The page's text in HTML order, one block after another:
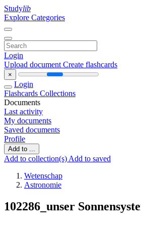
Studylib
Explore Categories
Login
Upload document Create flashcards
×
Login
Flashcards Collections
Documents
Last activity
My documents
Saved documents
Profile
Add to ...
Add to collection(s) Add to saved
Wetenschap
Astronomie
102286_unser